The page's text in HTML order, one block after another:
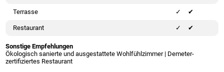
Terrasse ✔
Restaurant ✔
Sonstige Empfehlungen
Ökologisch sanierte und ausgestattete Wohlfühlzimmer | Demeter-
zertifiziertes Restaurant